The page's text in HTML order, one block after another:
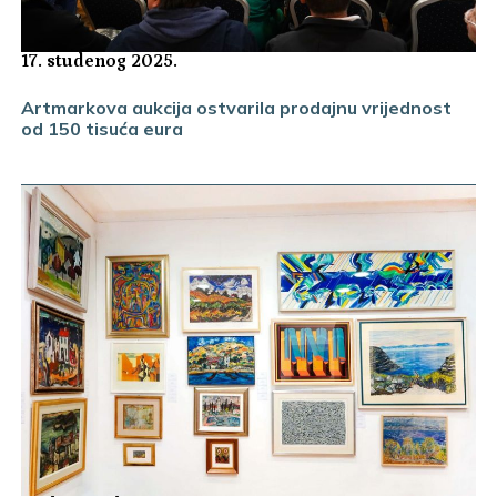
17. studenog 2025.
Artmarkova aukcija ostvarila prodajnu vrijednost
od 150 tisuća eura